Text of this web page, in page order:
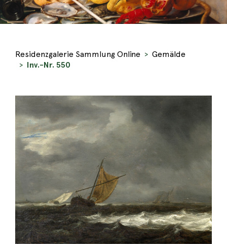
Residenzgalerie Sammlung Online
Gemälde
Inv.-Nr. 550